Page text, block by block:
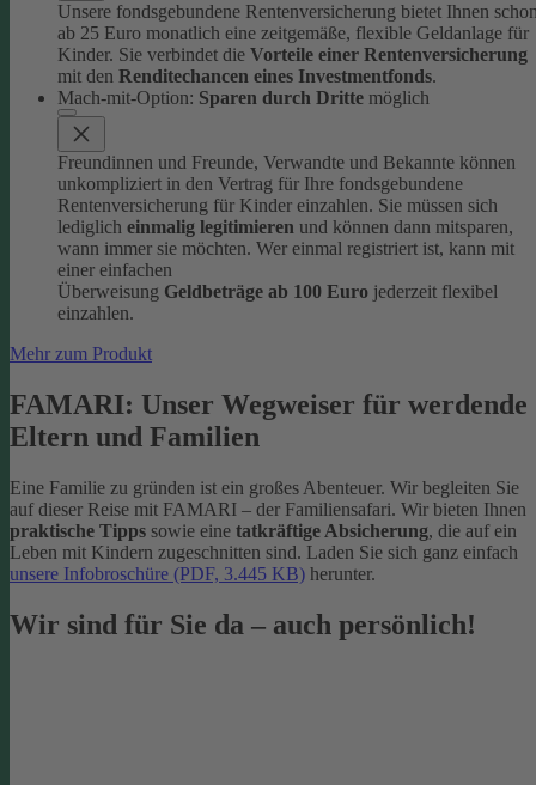
Unsere fondsgebundene Rentenversicherung bietet Ihnen
ab 25 Euro monatlich eine zeitgemäße, flexible Geldanlage für
Kinder. Sie verbindet die Vorteile einer Rentenversicherung
mit den Renditechancen eines Investmentfonds.
Mach-mit-Option: Sparen durch Dritte möglich
Freundinnen und Freunde, Verwandte und Bekannte können
unkompliziert in den Vertrag für Ihre fondsgebundene
Rentenversicherung für Kinder einzahlen. Sie müssen sich
lediglich einmalig legitimieren und können dann mitsparen,
wann immer sie möchten. Wer einmal registriert ist, kann mit
einer einfachen
Überweisung Geldbeträge ab 100 Euro jederzeit flexibel
einzahlen.
Mehr zum Produkt
FAMARI: Unser Wegweiser für werdende
Eltern und Familien
Eine Familie zu gründen ist ein großes Abenteuer. Wir begleiten Sie
auf dieser Reise mit FAMARI – der Familiensafari. Wir bieten Ihnen
praktische Tipps sowie eine tatkräftige Absicherung, die auf ein
Leben mit Kindern zugeschnitten sind. Laden Sie sich ganz einfach
unsere Infobroschüre (PDF, 3.445 KB) herunter.
Wir sind für Sie da – auch persönlich!